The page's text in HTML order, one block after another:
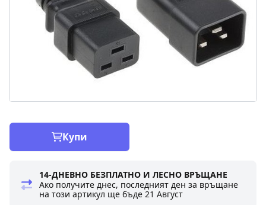
Купи
14-ДНЕВНО БЕЗПЛАТНО И ЛЕСНО ВРЪЩАНЕ
Ако получите днес, последният ден за връщане
на този артикул ще бъде21 Август